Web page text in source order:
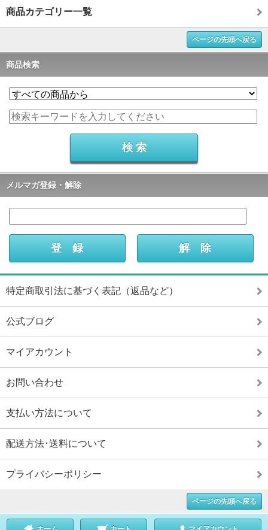
商品カテゴリー一覧
ページの先頭へ戻る
商品検索
メルマガ登録・解除
特定商取引法に基づく表記（返品など）
公式ブログ
マイアカウント
お問い合わせ
支払い方法について
配送方法･送料について
プライバシーポリシー
ページの先頭へ戻る